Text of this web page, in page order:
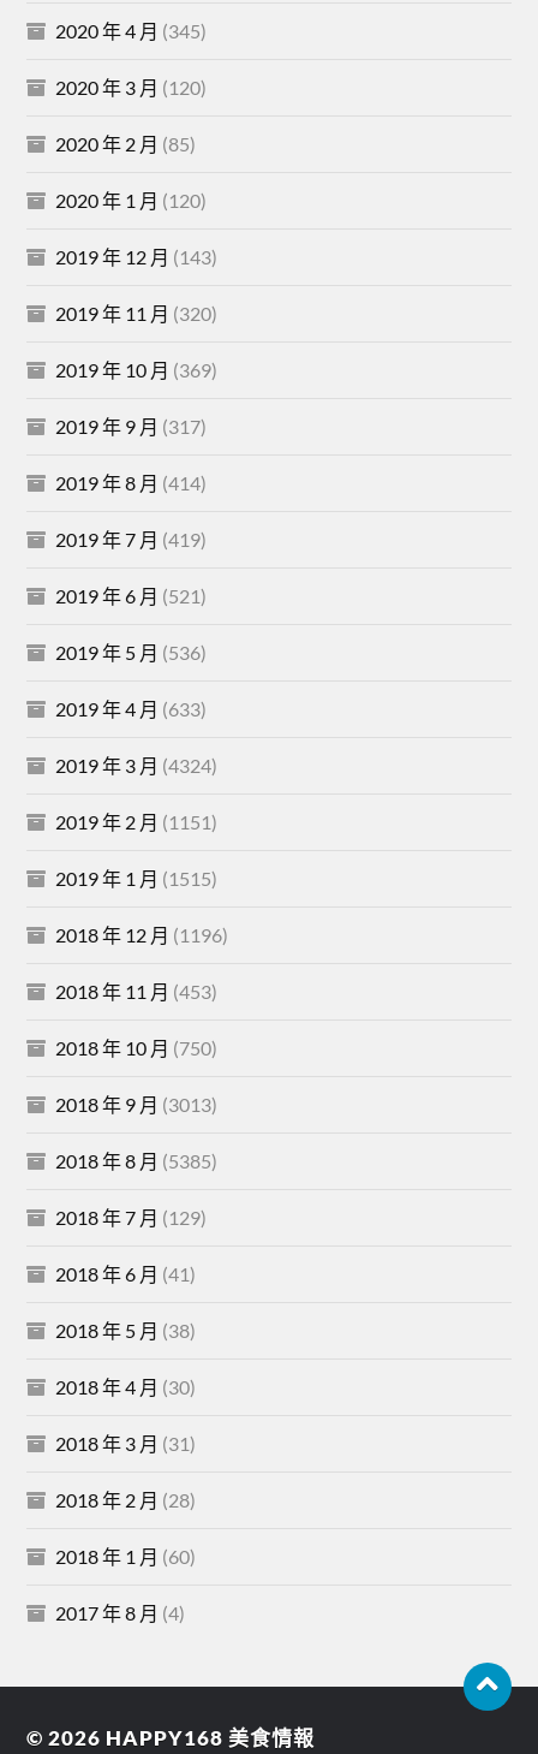
2020 年 4 月 (345)
2020 年 3 月 (120)
2020 年 2 月 (85)
2020 年 1 月 (120)
2019 年 12 月 (143)
2019 年 11 月 (320)
2019 年 10 月 (369)
2019 年 9 月 (317)
2019 年 8 月 (414)
2019 年 7 月 (419)
2019 年 6 月 (521)
2019 年 5 月 (536)
2019 年 4 月 (633)
2019 年 3 月 (4324)
2019 年 2 月 (1151)
2019 年 1 月 (1515)
2018 年 12 月 (1196)
2018 年 11 月 (453)
2018 年 10 月 (750)
2018 年 9 月 (3013)
2018 年 8 月 (5385)
2018 年 7 月 (129)
2018 年 6 月 (41)
2018 年 5 月 (38)
2018 年 4 月 (30)
2018 年 3 月 (31)
2018 年 2 月 (28)
2018 年 1 月 (60)
2017 年 8 月 (4)
© 2026 HAPPY168 美食情報